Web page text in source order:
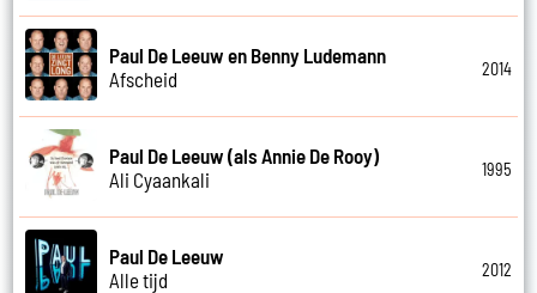
Paul De Leeuw en Benny Ludemann
Afscheid
2014
Paul De Leeuw (als Annie De Rooy)
Ali Cyaankali
1995
Paul De Leeuw
Alle tijd
2012